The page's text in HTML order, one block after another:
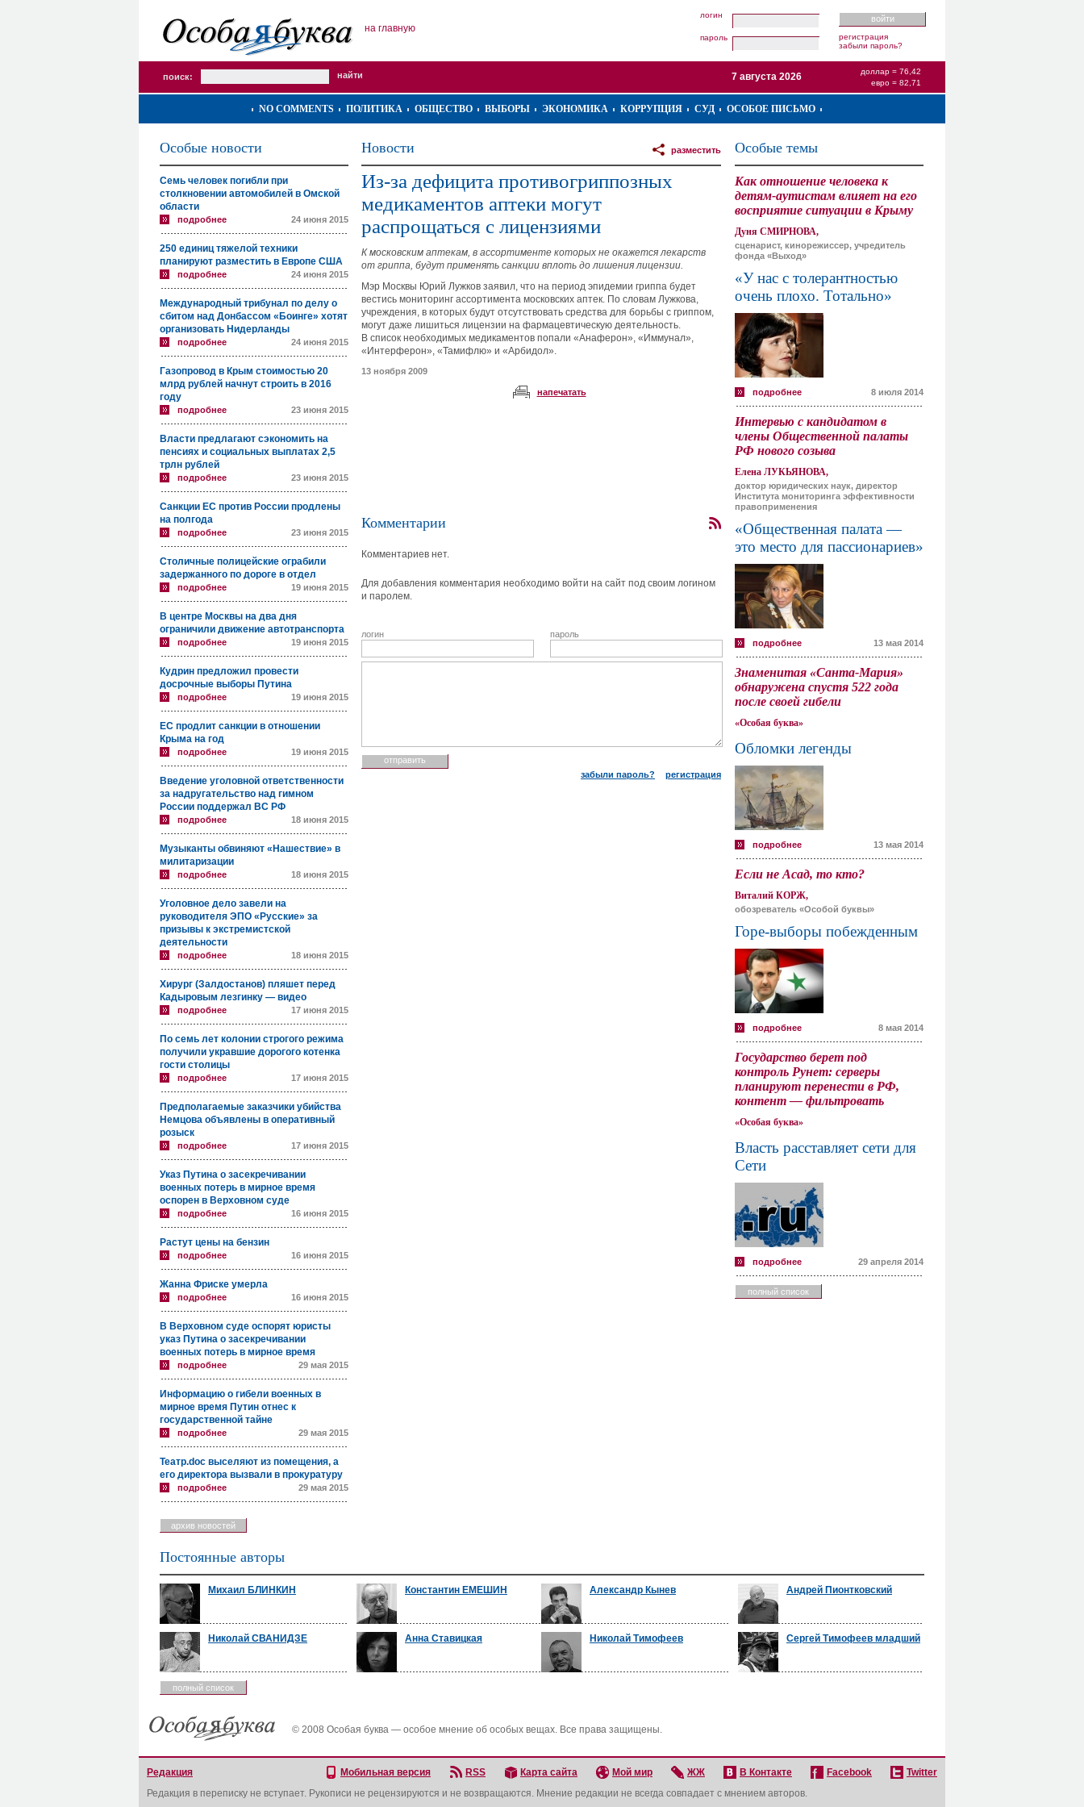
на главную
логин
пароль
регистрация
забыли пароль?
поиск:
доллар = 76,42
евро = 82,71
7 августа 2026
NO COMMENTS ПОЛИТИКА ОБЩЕСТВО ВЫБОРЫ ЭКОНОМИКА КОРРУПЦИЯ СУД ОСОБОЕ ПИСЬМО
Особые новости
Семь человек погибли при
столкновении автомобилей в Омской
области
подробнее 24 июня 2015
250 единиц тяжелой техники
планируют разместить в Европе США
подробнее 24 июня 2015
Международный трибунал по делу о
сбитом над Донбассом «Боинге» хотят
организовать Нидерланды
подробнее 24 июня 2015
Газопровод в Крым стоимостью 20
млрд рублей начнут строить в 2016
году
подробнее 23 июня 2015
Власти предлагают сэкономить на
пенсиях и социальных выплатах 2,5
трлн рублей
подробнее 23 июня 2015
Санкции ЕС против России продлены
на полгода
подробнее 23 июня 2015
Столичные полицейские ограбили
задержанного по дороге в отдел
подробнее 19 июня 2015
В центре Москвы на два дня
ограничили движение автотранспорта
подробнее 19 июня 2015
Кудрин предложил провести
досрочные выборы Путина
подробнее 19 июня 2015
ЕС продлит санкции в отношении
Крыма на год
подробнее 19 июня 2015
Введение уголовной ответственности
за надругательство над гимном
России поддержал ВС РФ
подробнее 18 июня 2015
Музыканты обвиняют «Нашествие» в
милитаризации
подробнее 18 июня 2015
Уголовное дело завели на
руководителя ЭПО «Русские» за
призывы к экстремистской
деятельности
подробнее 18 июня 2015
Хирург (Залдостанов) пляшет перед
Кадыровым лезгинку — видео
подробнее 17 июня 2015
По семь лет колонии строгого режима
получили укравшие дорогого котенка
гости столицы
подробнее 17 июня 2015
Предполагаемые заказчики убийства
Немцова объявлены в оперативный
розыск
подробнее 17 июня 2015
Указ Путина о засекречивании
военных потерь в мирное время
оспорен в Верховном суде
подробнее 16 июня 2015
Растут цены на бензин
подробнее 16 июня 2015
Жанна Фриске умерла
подробнее 16 июня 2015
В Верховном суде оспорят юристы
указ Путина о засекречивании
военных потерь в мирное время
подробнее 29 мая 2015
Информацию о гибели военных в
мирное время Путин отнес к
государственной тайне
подробнее 29 мая 2015
Театр.doc выселяют из помещения, а
его директора вызвали в прокуратуру
подробнее 29 мая 2015
архив новостей
Новости разместить
Из-за дефицита противогриппозных
медикаментов аптеки могут
распрощаться с лицензиями
К московским аптекам, в ассортименте которых не окажется лекарств
от гриппа, будут применять санкции вплоть до лишения лицензии.
Мэр Москвы Юрий Лужков заявил, что на период эпидемии гриппа будет
вестись мониторинг ассортимента московских аптек. По словам Лужкова,
учреждения, в которых будут отсутствовать средства для борьбы с гриппом,
могут даже лишиться лицензии на фармацевтическую деятельность.
В список необходимых медикаментов попали «Анаферон», « Иммунал»,
« Интерферон», «Тамифлю» и «Арбидол».
13 ноября 2009
напечатать
Комментарии
Комментариев нет.
Для добавления комментария необходимо войти на сайт под своим логином
и паролем.
логин пароль
забыли пароль? регистрация
Особые темы
Как отношение человека к
детям-аутистам влияет на его
восприятие ситуации в Крыму
Дуня СМИРНОВА,
сценарист, кинорежиссер, учредитель
фонда «Выход»
«У нас с толерантностью
очень плохо. Тотально»
подробнее 8 июля 2014
Интервью с кандидатом в
члены Общественной палаты
РФ нового созыва
Елена ЛУКЬЯНОВА,
доктор юридических наук, директор
Института мониторинга эффективности
правоприменения
«Общественная палата —
это место для пассионариев»
подробнее 13 мая 2014
Знаменитая «Санта-Мария»
обнаружена спустя 522 года
после своей гибели
«Особая буква»
Обломки легенды
подробнее 13 мая 2014
Если не Асад, то кто?
Виталий КОРЖ,
обозреватель «Особой буквы»
Горе-выборы побежденным
подробнее 8 мая 2014
Государство берет под
контроль Рунет: серверы
планируют перенести в РФ,
контент — фильтровать
«Особая буква»
Власть расставляет сети для
Сети
подробнее 29 апреля 2014
полный список
Постоянные авторы
Михаил БЛИНКИН Константин ЕМЕШИН Александр Кынев Андрей Пионтковский
Николай СВАНИДЗЕ Анна Ставицкая Николай Тимофеев Сергей Тимофеев младший
полный список
© 2008 Особая буква — особое мнение об особых вещах. Все права защищены.
Редакция Мобильная версия RSS Карта сайта Мой мир ЖЖ В Контакте Facebook
Twitter
Редакция в переписку не вступает. Рукописи не рецензируются и не возвращаются. Мнение редакции не всегда совпадает с мнением авторов.